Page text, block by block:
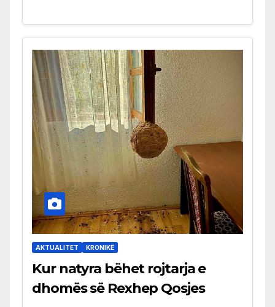
AKTUALITET KRONIKË
Kur natyra bëhet rojtarja e
dhomës së Rexhep Qosjes